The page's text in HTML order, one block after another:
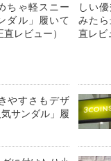
ちゃ軽スニー
ダル」履いて
レビュー）
しい
みた
直レビ
やすさもデザ
サンダル」履